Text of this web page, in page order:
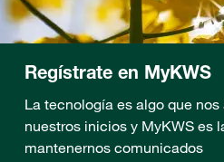
Regístrate en MyKWS
La tecnología es algo que
nuestros inicios y MyKWS es
mantenernos comunicados